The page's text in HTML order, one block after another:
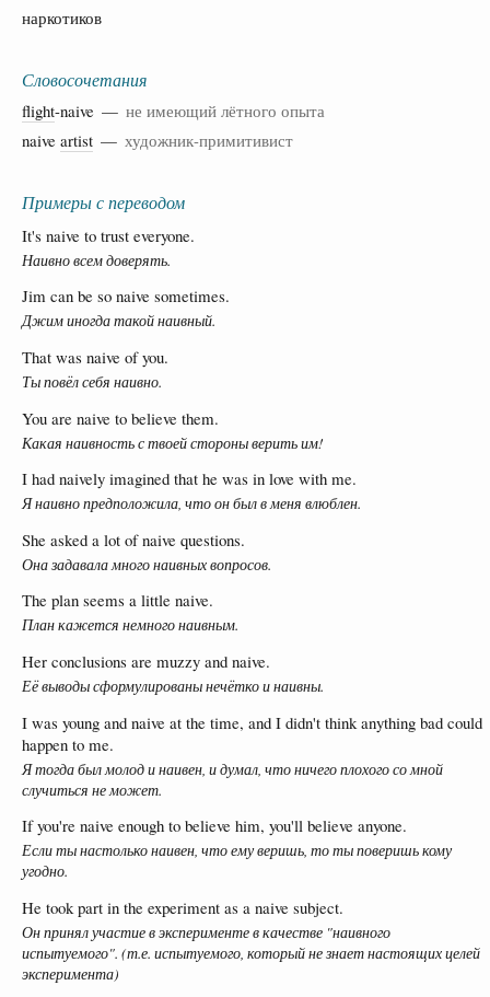
наркотиков
Словосочетания
flight-naive — не имеющий лётного опыта
naive artist — художник-примитивист
Примеры с переводом
It's naive to trust everyone.
Наивно всем доверять.
Jim can be so naive sometimes.
Джим иногда такой наивный.
That was naive of you.
Ты повёл себя наивно.
You are naive to believe them.
Какая наивность с твоей стороны верить им!
I had naively imagined that he was in love with me.
Я наивно предположила, что он был в меня влюблен.
She asked a lot of naive questions.
Она задавала много наивных вопросов.
The plan seems a little naive.
План кажется немного наивным.
Her conclusions are muzzy and naive.
Её выводы сформулированы нечётко и наивны.
I was young and naive at the time, and I didn't think anything bad could
happen to me.
Я тогда был молод и наивен, и думал, что ничего плохого со мной
случиться не может.
If you're naive enough to believe him, you'll believe anyone.
Если ты настолько наивен, что ему веришь, то ты поверишь кому
угодно.
He took part in the experiment as a naive subject.
Он принял участие в эксперименте в качестве "наивного
испытуемого". (т.е. испытуемого, который не знает настоящих целей
эксперимента)